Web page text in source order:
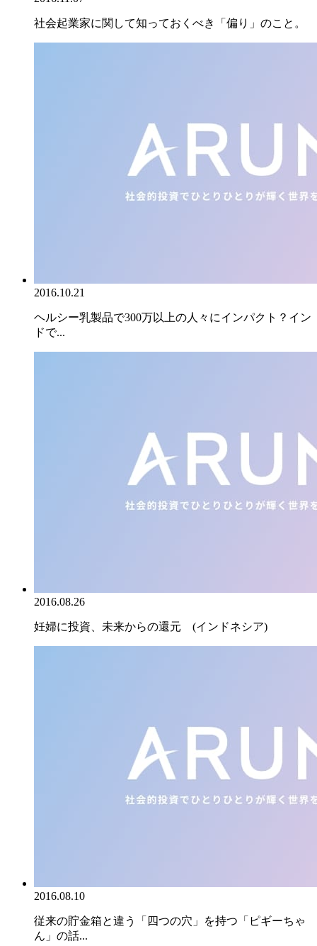
社会起業家に関して知っておくべき「偏り」のこと。
2016.10.21
ヘルシー乳製品で300万以上の人々にインパクト？イン
ドで...
2016.08.26
妊婦に投資、未来からの還元 (インドネシア)
2016.08.10
従来の貯金箱と違う「四つの穴」を持つ「ピギーちゃ
ん」の話...